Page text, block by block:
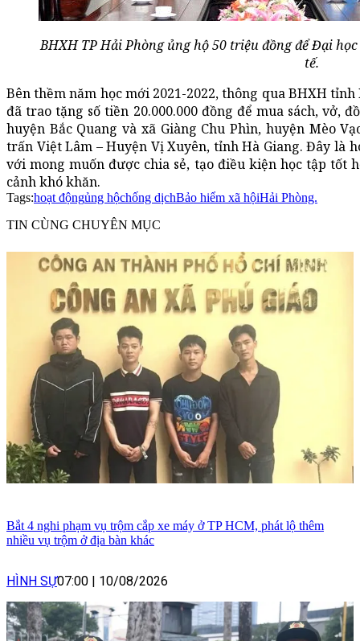
BHXH TP Hải Phòng ủng hộ 50 triệu đồng để Đại
tế.
Bên thềm năm học mới 2021-2022, thông qua BHXH
đã trao tặng số tiền 20.000.000 đồng để mua sách, vở,
huyện Bắc Quang và xã Giàng Chu Phìn, huyện Mèo
trấn Việt Lâm – Huyện Vị Xuyên, tỉnh Hà Giang. Đây là
với mong muốn được chia sẻ, tạo điều kiện học tập tốt
cảnh khó khăn.
Tags:hoạt độngủng hộchống dịchBảo hiểm xã hộiHải Phòng.
TIN CÙNG CHUYÊN MỤC
Bắt 4 nghi phạm vụ trộm cắp xe máy ở TP HCM, phát lộ thêm
nhiều vụ trộm ở địa bàn khác
HÌNH SỰ07:00 | 10/08/2026